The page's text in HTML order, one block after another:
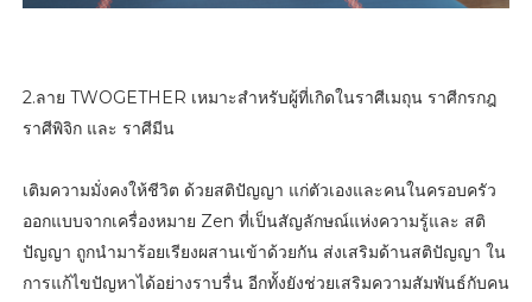
2.ลาย TWOGETHER เหมาะสำหรับผู้ที่เกิดในราศีเมถุน ราศีกรกฎ
ราศีพิจิก และ ราศีมีน
เติมความมั่งคงให้ชีวิต ด้วยสติปัญญา แก่ตัวเองและคนในครอบครัว
ออกแบบจากเครื่องหมาย Zen ที่เป็นสัญลักษณ์แห่งความรู้และ สติ
ปัญญา ถูกนำมาร้อยเรียงผสานเข้าด้วยกัน ส่งเสริมด้านสติปัญญา ใน
การแก้ไขปัญหาได้อย่างราบรื่น อีกทั้งยังช่วยเสริมความสัมพันธ์กับคน